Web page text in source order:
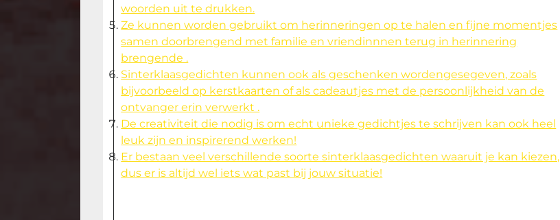
woorden uit te drukken.
Ze kunnen worden gebruikt om herinneringen op te halen en fijne momentjes
samen doorbrengend met familie en vriendinnnen terug in herinnering
brengende .
Sinterklaasgedichten kunnen ook als geschenken wordengesegeven, zoals
bijvoorbeeld op kerstkaarten of als cadeautjes met de persoonlijkheid van de
ontvanger erin verwerkt .
De creativiteit die nodig is om echt unieke gedichtjes te schrijven kan ook heel
leuk zijn en inspirerend werken!
Er bestaan veel verschillende soorte sinterklaasgedichten waaruit je kan kiezen,
dus er is altijd wel iets wat past bij jouw situatie!